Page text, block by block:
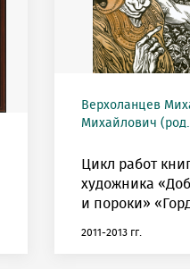
Верхоланцев
Михайлович (род.
Цикл работ
художника
и пороки»
2011-2013 гг.